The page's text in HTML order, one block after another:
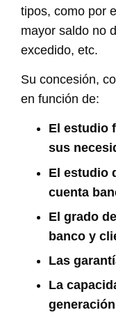
tipos, como por
mayor saldo no
excedido, etc.
Su concesión,
en función de:
El estudio
sus
El estudio
cuenta
El grado
banco y
Las
La